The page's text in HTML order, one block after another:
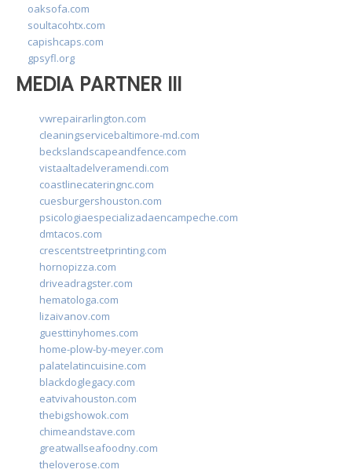
oaksofa.com
soultacohtx.com
capishcaps.com
gpsyfl.org
MEDIA PARTNER III
vwrepairarlington.com
cleaningservicebaltimore-md.com
beckslandscapeandfence.com
vistaaltadelveramendi.com
coastlinecateringnc.com
cuesburgershouston.com
psicologiaespecializadaencampeche.com
dmtacos.com
crescentstreetprinting.com
hornopizza.com
driveadragster.com
hematologa.com
lizaivanov.com
guesttinyhomes.com
home-plow-by-meyer.com
palatelatincuisine.com
blackdoglegacy.com
eatvivahouston.com
thebigshowok.com
chimeandstave.com
greatwallseafoodny.com
theloverose.com